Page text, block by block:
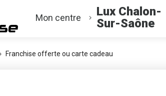
Mon centre
Lux Chalon-
Sur-Saône
Franchise offerte ou carte cadeau